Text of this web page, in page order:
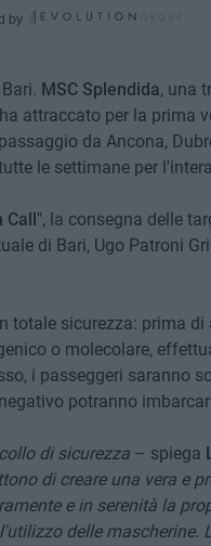
by
MSC Splendida, una
attraccato per la prima
da Ancona,
le settimane per
Call", la consegna delle
di Bari, Ugo Patroni
totale sicurezza: prima
o molecolare,
i passeggeri saranno
potranno
di sicurezza– spiega
di creare una vera e
e in serenità la
delle mascherine.